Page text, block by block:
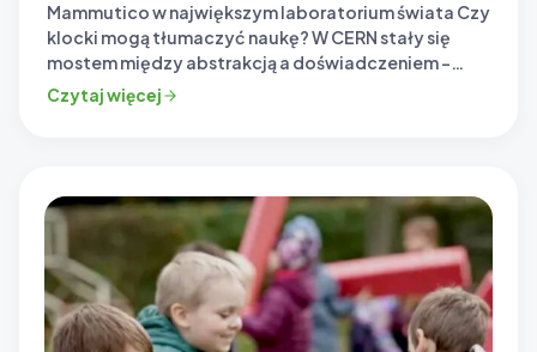
Mammutico w największym laboratorium świata Czy
klocki mogą tłumaczyć naukę? W CERN stały się
mostem między abstrakcją a doświadczeniem –
pokazując, jak…
Czytaj więcej